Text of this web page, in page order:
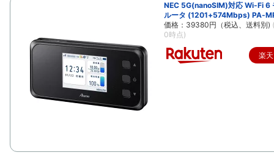
NEC 5G(nanoSIM)対応 Wi-Fi 6
ルータ (1201+574Mbps) PA-
価格：39380円（税込、送料別)
0時点)
楽